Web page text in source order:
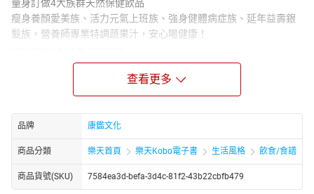
量身訂做4大族群天然保健飲品
瘦身養顏愛美族、活力元氣上班族、強身健體病症族、延年益壽銀
髮族，營養師專業特調蔬果汁，安心喝健康！
徹底了解蔬果保健功效，多元攝取關鍵營養素，發揮蔬果美容保
健、抗病防癌特效，提升新陳代謝，強化身體免
查看更多
品牌 康鑑文化
商品分類 樂天首頁 樂天Kobo電子書 生活風格 飲食/食譜
商品貨號(SKU) 7584ea3d-befa-3d4c-81f2-43b22cbfb479